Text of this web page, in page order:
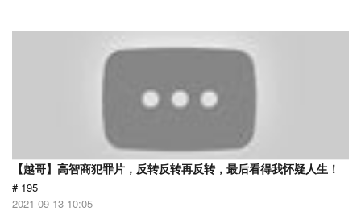
【越哥】高智商犯罪片，反转反转再反转，最后看得我怀疑人生！
# 195
2021-09-13 10:05